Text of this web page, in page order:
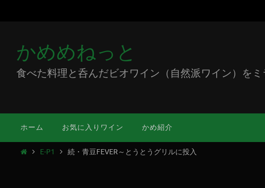
かめめねっと
食べた料理と呑んだビオワイン（自然派ワイン）を
ホーム お気に入りワイン かめ紹介
E-P1 続・青豆FEVER～とうとうグリルに投入